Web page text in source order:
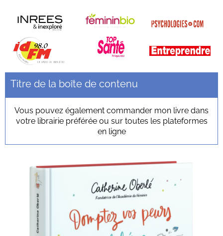
Titre de la boîte de contenu
Vous pouvez également commander mon livre dans
votre librairie préférée ou sur toutes les plateformes
en ligne